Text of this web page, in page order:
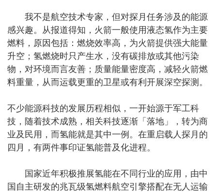
我不是航空技术专家，但对探月任务涉及的能源
感兴趣。从报道得知，火箭一般使用液态氢作为主要
燃料，原因包括：燃烧效率高，为火箭提供强大能量
升空；氢燃烧时只产生水，没有碳排放或其他污染
物，对环境而言友善；质量能量密度高，减轻火箭燃
料重量，从而运载更重的卫星或有利开展深空探测。
不少能源科技的发展历程相似，一开始源于军工科
技，随着技术成熟，相关科技逐渐「落地」，转为商
业及民用，而氢能就是其中一例。在重启载人探月的
四月，有两件事印证氢能普及化进程。
国家近年积极推展氢能在不同行业的应用，由中
国自主研发的兆瓦级氢燃料航空引擎搭配在无人运输